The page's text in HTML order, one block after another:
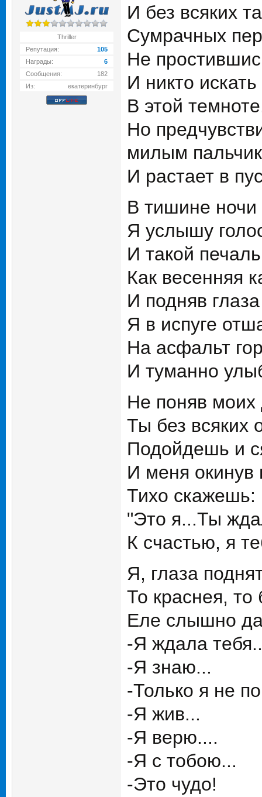
Thriller
Репутация:
105
Награды:
6
Сообщения:
182
Из:
екатеринбург
И без всяких
Сумрачных
Не
И никто
В этой
Но
милым
И растает в
В тишине ночи
Я услышу
И такой
Как весенняя
И подняв
Я в испуге
На асфальт
И туманно
Не поняв
Ты без всяких
Подойдешь и
И меня окинув
Тихо скажешь:
"Это я...Ты
К счастью, я
Я, глаза
То краснея, то
Еле слышно
-Я ждала
-Я знаю...
-Только я не
-Я жив...
-Я верю....
-Я с тобою...
-Это чудо!